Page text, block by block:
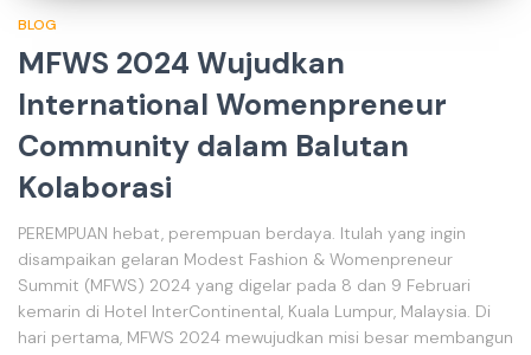
BLOG
MFWS 2024 Wujudkan
International Womenpreneur
Community dalam Balutan
Kolaborasi
PEREMPUAN hebat, perempuan berdaya. Itulah yang ingin
disampaikan gelaran Modest Fashion & Womenpreneur
Summit (MFWS) 2024 yang digelar pada 8 dan 9 Februari
kemarin di Hotel InterContinental, Kuala Lumpur, Malaysia. Di
hari pertama, MFWS 2024 mewujudkan misi besar membangun